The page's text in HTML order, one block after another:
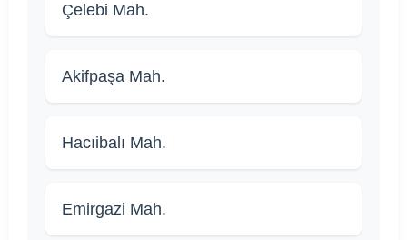
Çelebi Mah.
Akifpaşa Mah.
Hacıibalı Mah.
Emirgazi Mah.